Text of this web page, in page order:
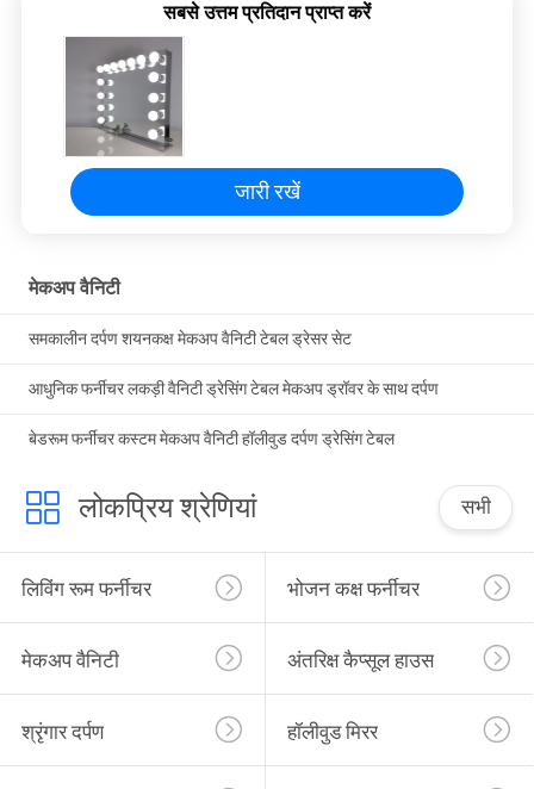
गोपनीयता
सबसे उत्तम प्रतिदान प्राप्त करें
जारी रखें
मेकअप वैनिटी
समकालीन दर्पण शयनकक्ष मेकअप वैनिटी टेबल ड्रेसर सेट
आधुनिक फर्नीचर लकड़ी वैनिटी ड्रेसिंग टेबल मेकअप ड्रॉवर के साथ दर्पण
बेडरूम फर्नीचर कस्टम मेकअप वैनिटी हॉलीवुड दर्पण ड्रेसिंग टेबल
लोकप्रिय श्रेणियां सभी
लिविंग रूम फर्नीचर भोजन कक्ष फर्नीचर
मेकअप वैनिटी अंतरिक्ष कैप्सूल हाउस
श्रृंगार दर्पण हॉलीवुड मिरर